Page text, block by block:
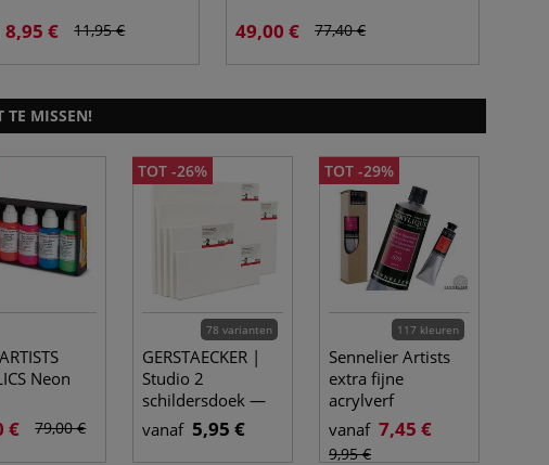
8,95 € 11,95 € 49,00 € 77,40 €
TE MISSEN!
Neon
€ 79,00 €
TOT -26%
78 varianten
GERSTAECKER |
Studio 2
schildersdoek —
katoen
vanaf 5,95 €
TOT -29%
117 kleuren
Sennelier Artists
extra fijne
acrylverf
vanaf 7,45 €
9,95 €